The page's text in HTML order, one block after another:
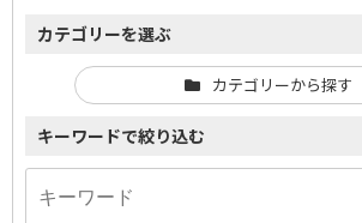
カテゴリーを選ぶ
カテゴリーから探す
キーワードで絞り込む